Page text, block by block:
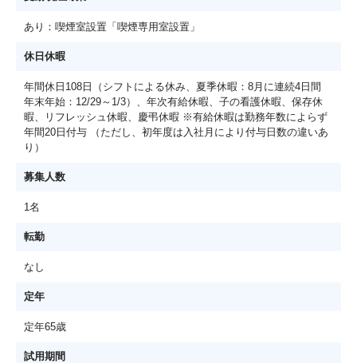
あり：喫煙室設置「喫煙専用室設置」
休日休暇
年間休日108日（シフトによる休み、夏季休暇：8月に連続4日間
年末年始：12/29～1/3）、年次有給休暇、子の看護休暇、保存休
暇、リフレッシュ休暇、慶弔休暇 ※有給休暇は勤務年数によらず
年間20日付与 （ただし、初年度は入社月により付与日数の違いあ
り）
募集人数
1名
転勤
なし
定年
定年65歳
試用期間